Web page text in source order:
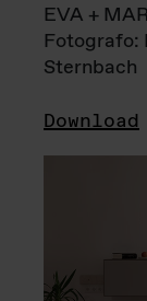
EVA +
Fotografo:
Sternbach
Download